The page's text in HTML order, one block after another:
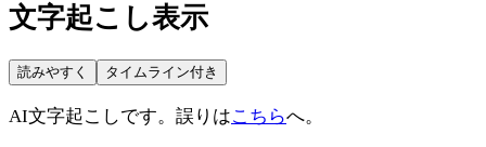
文字起こし表示
読みやすく タイムライン付き
AI文字起こしです。誤りはこちらへ。